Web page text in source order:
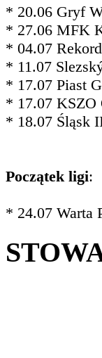
* 20.06 Gryf
* 27.06 MFK
* 04.07
* 11.07
* 17.07 Piast
* 17.07 KSZO
* 18.07 Śląsk
Początek ligi:
* 24.07 Warta